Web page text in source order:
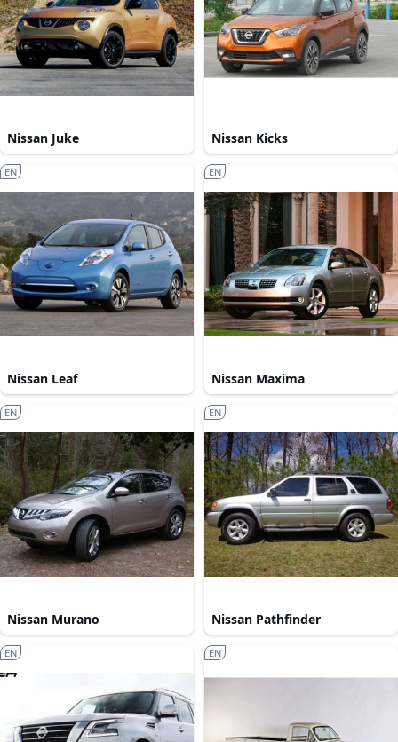
Nissan Juke Nissan Kicks
Nissan Leaf
EN
Nissan Maxima
EN
Nissan Murano
EN
Nissan Pathfinder
EN
EN EN